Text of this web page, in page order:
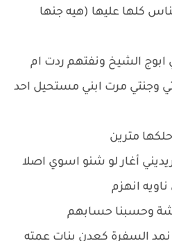
كلها عليها (هيه جنها
ابوج الشيخ ونفتهم ردت ام
وجنتي مرت ابني مستحيل احد
مترين
أغار لو شنو اسوي اصلا
انهزم
وحسبنا حسابهم
نمد السفرة كعدن بنات عمته